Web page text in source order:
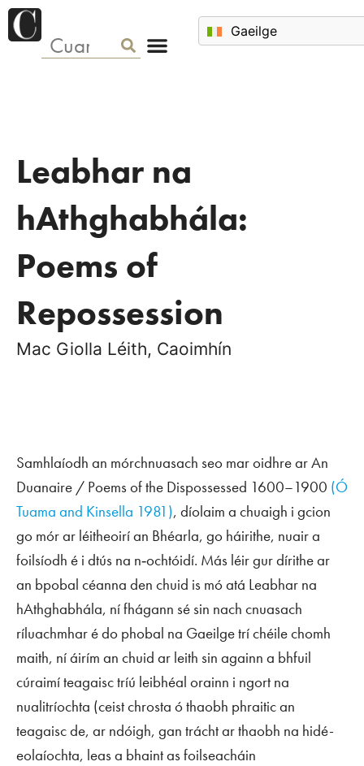
Leabhar na
hAthghabhála:
Poems of
Repossession
Mac Giolla Léith, Caoimhín
Samhlaíodh an mórchnuasach seo mar oidhre arAn
Duanaire / Poems of the Dispossessed 1600–1900 (Ó
Tuama and Kinsella 1981), díolaim a chuaigh i gcion
go mór ar léitheoirí an Bhéarla, go háirithe, nuair a
foilsíodh é i dtús na n‑ochtóidí. Más léir gur dírithe ar
an bpobal céanna den chuid is mó atá Leabhar na
hAthghabhála, ní fhágann sé sin nach cnuasach
ríluachmhar é do phobal na Gaeilge trí chéile chomh
maith, ní áirím an chuid ar leith sin againn a bhfuil
cúraimí teagaisc tríú leibhéal orainn i ngort na
nualitríochta (ceist chrosta ó thaobh phraitic an
teagaisc de, ar ndóigh, gan trácht ar thaobh na hidé-
eolaíochta, leas a bhaint as foilseacháin